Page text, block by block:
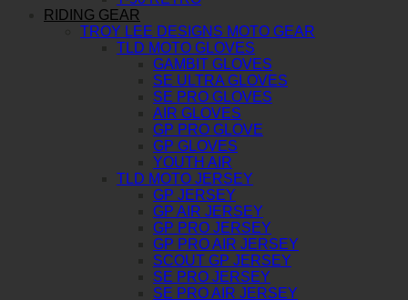
RIDING GEAR
TROY LEE DESIGNS MOTO GEAR
TLD MOTO GLOVES
GAMBIT GLOVES
SE ULTRA GLOVES
SE PRO GLOVES
AIR GLOVES
GP PRO GLOVE
GP GLOVES
YOUTH AIR
TLD MOTO JERSEY
GP JERSEY
GP AIR JERSEY
GP PRO JERSEY
GP PRO AIR JERSEY
SCOUT GP JERSEY
SE PRO JERSEY
SE PRO AIR JERSEY